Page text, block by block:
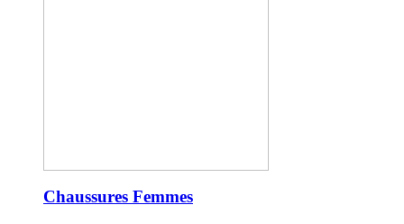
Chaussures Femmes